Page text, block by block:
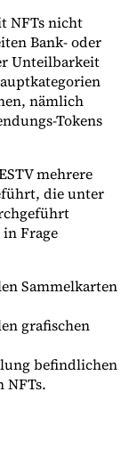
NFTs nicht
Bank- oder
Unteilbarkeit
nämlich
Tokens
mehrere
die unter
Frage
Sammelkarten
grafischen
befindlichen
NFTs.